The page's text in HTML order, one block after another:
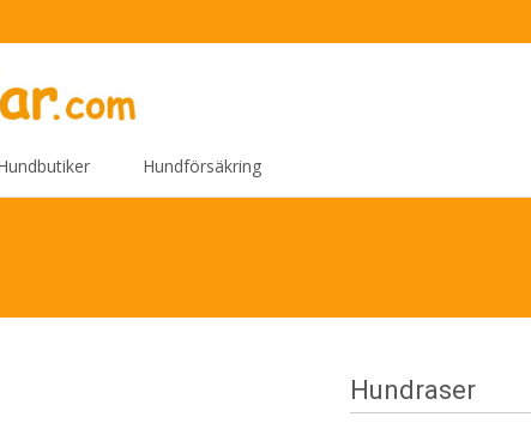
Hundförsäkring
Hundraser